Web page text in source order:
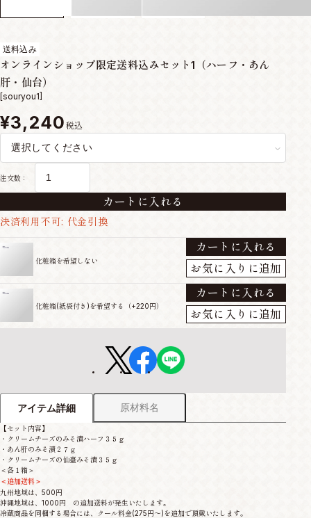
送料込み
オンラインショップ限定送料込みセット1（ハーフ・あん
肝・仙台）
[souryou1]
¥3,240 税込
注文数：
カートに入れる
決済利用不可: 代金引換
化粧箱を希望しない
カートに入れる
お気に入りに追加
化粧箱(紙袋付き)を希望する（+220円）
カートに入れる
お気に入りに追加
アイテム詳細 原材料名
【セット内容】
・クリームチーズのみそ漬ハーフ３５ｇ
・あん肝のみそ漬２７ｇ
・クリームチーズの仙臺みそ漬３５ｇ
＜各１箱＞
＜追加送料＞
九州地域は、500円
沖縄地域は、1000円 の追加送料が発生いたします。
冷蔵商品を同梱する場合には、クール料金(275円～)を追加で頂戴いたします。